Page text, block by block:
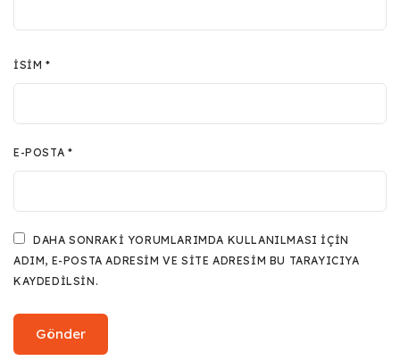
İSIM*
E-POSTA *
DAHA SONRAKI YORUMLARIMDA KULLANILMASI IÇIN
ADIM, E-POSTA ADRESIM VE SITE ADRESIM BU TARAYICIYA
KAYDEDILSIN.